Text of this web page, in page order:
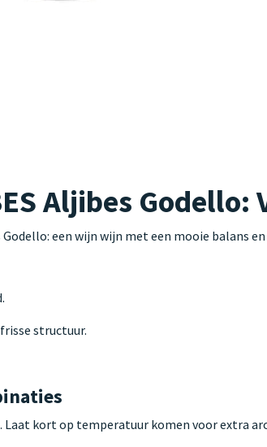
Aljibes
Godello: een wijn wijn met een mooie balans
structuur.
Laat kort op temperatuur komen voor extra